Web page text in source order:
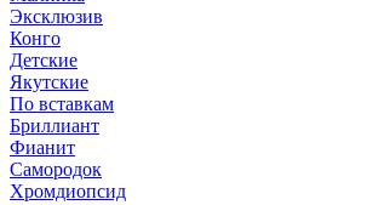
Эксклюзив
Конго
Детские
Якутские
По вставкам
Бриллиант
Фианит
Самородок
Хромдиопсид